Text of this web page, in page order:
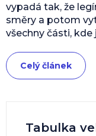
Tabulka
vypadá tak, že
směry a potom
všechny části,
Celý článek